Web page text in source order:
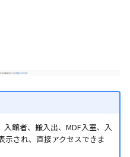
館者、搬入出、MDF入室、入
示され、直接アクセスできま